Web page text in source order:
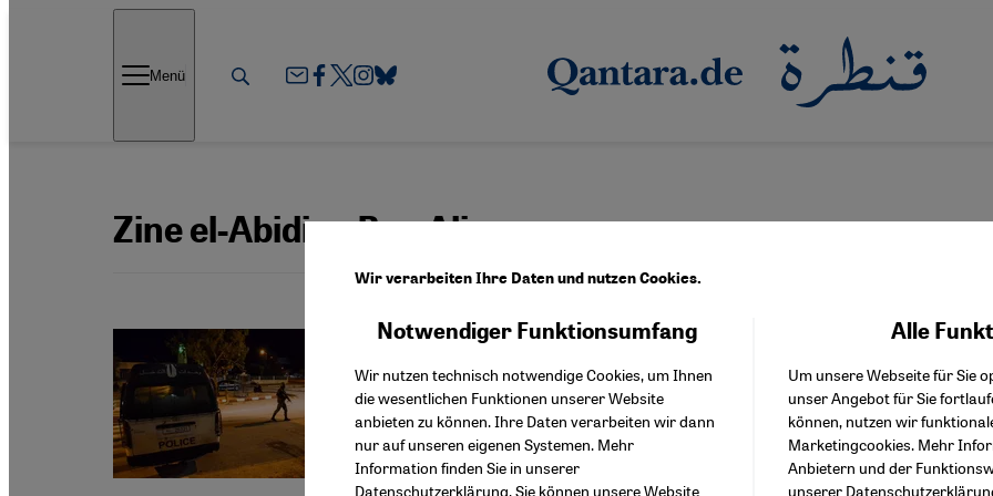
Menü
Zine el-Abidine Ben Ali
Tödliche Schüsse vor der Synagoge
Der Schock sitzt tief nach dem Angriff vor der Synagoge La Ghriba auf
Betroffenheit mischt sich Angst vor der Zukunft, denn viele
Wir verarbeiten Ihre Daten und nutzen Cookies.
Notwendiger Funktionsumfang
Wir nutzen technisch notwendige Cookies, um Ihnen
die wesentlichen Funktionen unserer Website
anbieten zu können. Ihre Daten verarbeiten wir dann
nur auf unseren eigenen Systemen. Mehr
Information finden Sie in unserer
Datenschutzerklärung. Sie können unsere Website
Alle
Um unsere Webseite für Sie
unser Angebot für Sie
können, nutzen wir
Marketingcookies. Mehr
Anbietern und der
unserer
Facebook Embed /
Twitter Embed
Instagram Embed
Youtube Embed
Google Maps Embed